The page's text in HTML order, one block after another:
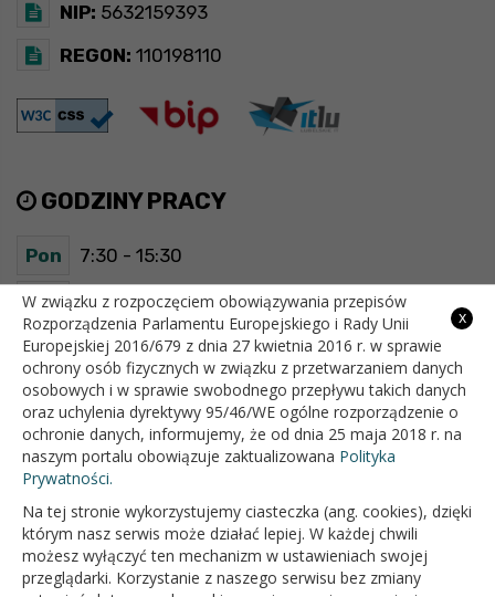
NIP: 5632159393
REGON: 110198110
GODZINY PRACY
Pon 7:30 - 15:30
Wt 7:30 - 15:30
Śr 7:30 - 15:30
Czw 7:30 - 15:30
Pt 7:30 - 15:30
OFICJALNY SERWIS INTERNETOWY GMINY BIAŁOPOLE
x
W związku z rozpoczęciem obowiązywania przepisów
Rozporządzenia Parlamentu Europejskiego i Rady Unii
Europejskiej 2016/679 z dnia 27 kwietnia 2016 r. w sprawie
ochrony osób fizycznych w związku z przetwarzaniem danych
osobowych i w sprawie swobodnego przepływu takich danych
oraz uchylenia dyrektywy 95/46/WE ogólne rozporządzenie o
ochronie danych, informujemy, że od dnia 25 maja 2018 r. na
naszym portalu obowiązuje zaktualizowana Polityka
Prywatności.
Na tej stronie wykorzystujemy ciasteczka (ang. cookies), dzięki
którym nasz serwis może działać lepiej. W każdej chwili
możesz wyłączyć ten mechanizm w ustawieniach swojej
przeglądarki. Korzystanie z naszego serwisu bez zmiany